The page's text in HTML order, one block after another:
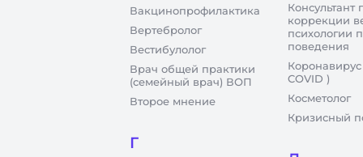
Вакцинопрофилактика
Вертебролог
Вестибулолог
Врач общей практики
(семейный врач) ВОП
Второе мнение
Г
Консультант
коррекции
психологии
поведения
COVID )
Косметолог
Кризисный